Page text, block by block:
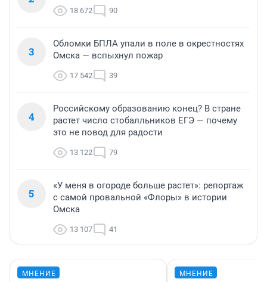
18 672 90
3
Обломки БПЛА упали в поле в окрестностях
Омска — вспыхнул пожар
17 542 39
4
Российскому образованию конец? В стране
растет число стобалльников ЕГЭ — почему
это не повод для радости
13 122 79
5
«У меня в огороде больше растет»: репортаж
с самой провальной «Флоры» в истории
Омска
13 107 41
МНЕНИЕ МНЕНИЕ